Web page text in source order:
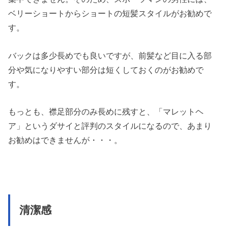
ベリーショートからショートの短髪スタイルがお勧めで
す。
バックは多少長めでも良いですが、前髪など目に入る部
分や気になりやすい部分は短くしておくのがお勧めで
す。
もっとも、襟足部分のみ長めに残すと、「マレットヘ
ア」というダサイと評判のスタイルになるので、あまり
お勧めはできませんが・・・。
清潔感